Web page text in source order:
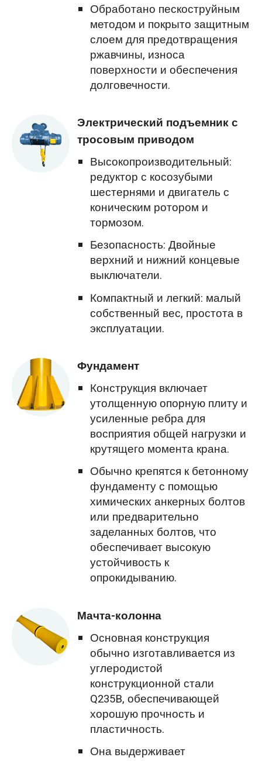
Обработано пескоструйным
методом и покрыто защитным
слоем для предотвращения
ржавчины, износа
поверхности и обеспечения
долговечности.
Электрический подъемник с
тросовым приводом
Высокопроизводительный:
редуктор с косозубыми
шестернями и двигатель с
коническим ротором и
тормозом.
Безопасность: Двойные
верхний и нижний концевые
выключатели.
Компактный и легкий: малый
собственный вес, простота в
эксплуатации.
Фундамент
Конструкция включает
утолщенную опорную плиту и
усиленные ребра для
восприятия общей нагрузки и
крутящего момента крана.
Обычно крепятся к бетонному
фундаменту с помощью
химических анкерных болтов
или предварительно
заделанных болтов, что
обеспечивает высокую
устойчивость к
опрокидыванию.
Мачта-колонна
Основная конструкция
обычно изготавливается из
углеродистой
конструкционной стали
Q235B, обеспечивающей
хорошую прочность и
пластичность.
Она выдерживает